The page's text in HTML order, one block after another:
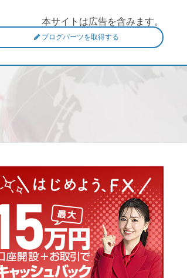
本サイトは広告を含みます。
ブログパーツを取得する